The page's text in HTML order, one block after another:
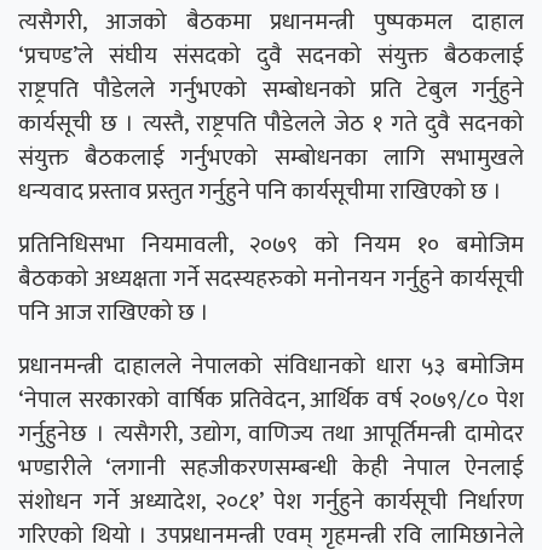
त्यसैगरी, आजको बैठकमा प्रधानमन्त्री पुष्पकमल दाहाल
‘प्रचण्ड’ले संघीय संसदको दुवै सदनको संयुक्त बैठकलाई
राष्ट्रपति पौडेलले गर्नुभएको सम्बोधनको प्रति टेबुल गर्नुहुने
कार्यसूची छ । त्यस्तै, राष्ट्रपति पौडेलले जेठ १ गते दुवै सदनको
संयुक्त बैठकलाई गर्नुभएको सम्बोधनका लागि सभामुखले
धन्यवाद प्रस्ताव प्रस्तुत गर्नुहुने पनि कार्यसूचीमा राखिएको छ ।
प्रतिनिधिसभा नियमावली, २०७९ को नियम १० बमोजिम
बैठकको अध्यक्षता गर्ने सदस्यहरुको मनोनयन गर्नुहुने कार्यसूची
पनि आज राखिएको छ ।
प्रधानमन्त्री दाहालले नेपालको संविधानको धारा ५३ बमोजिम
‘नेपाल सरकारको वार्षिक प्रतिवेदन, आर्थिक वर्ष २०७९/८० पेश
गर्नुहुनेछ । त्यसैगरी, उद्योग, वाणिज्य तथा आपूर्तिमन्त्री दामोदर
भण्डारीले ‘लगानी सहजीकरणसम्बन्धी केही नेपाल ऐनलाई
संशोधन गर्ने अध्यादेश, २०८१’ पेश गर्नुहुने कार्यसूची निर्धारण
गरिएको थियो । उपप्रधानमन्त्री एवम् गृहमन्त्री रवि लामिछानेले